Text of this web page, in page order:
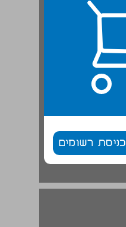
כניסת רשומים